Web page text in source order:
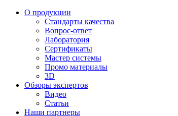
О продукции
Стандарты качества
Вопрос-ответ
Лаборатория
Сертификаты
Мастер системы
Промо материалы
3D
Обзоры экспертов
Видео
Статьи
Наши партнеры